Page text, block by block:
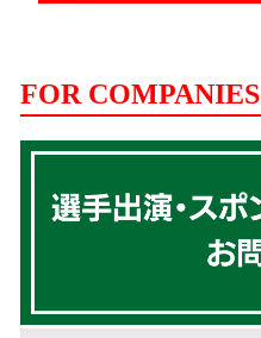
FOR COMPANIES